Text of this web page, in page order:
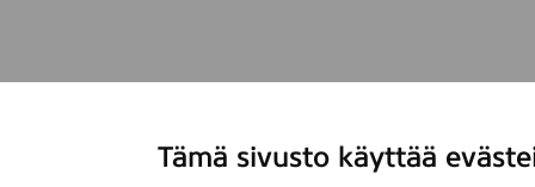
Tämä sivusto käyttää